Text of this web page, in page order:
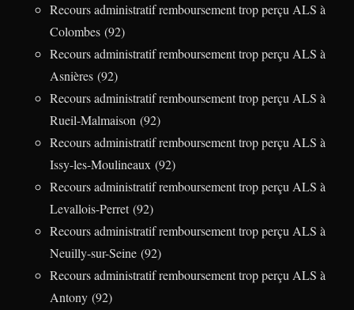
Recours administratif remboursement trop perçu ALS à
Colombes (92)
Recours administratif remboursement trop perçu ALS à
Asnières (92)
Recours administratif remboursement trop perçu ALS à
Rueil-Malmaison (92)
Recours administratif remboursement trop perçu ALS à
Issy-les-Moulineaux (92)
Recours administratif remboursement trop perçu ALS à
Levallois-Perret (92)
Recours administratif remboursement trop perçu ALS à
Neuilly-sur-Seine (92)
Recours administratif remboursement trop perçu ALS à
Antony (92)